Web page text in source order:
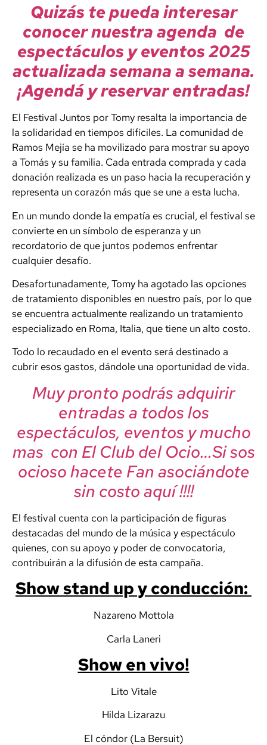
Quizás te pueda interesar
conocer nuestra agenda de
espectáculos y eventos 2025
actualizada semana a semana.
¡Agendá y reservar entradas!
El Festival Juntos por Tomy resalta la importancia de
la solidaridad en tiempos difíciles. La comunidad de
Ramos Mejía se ha movilizado para mostrar su apoyo
a Tomás y su familia. Cada entrada comprada y cada
donación realizada es un paso hacia la recuperación y
representa un corazón más que se une a esta lucha.
En un mundo donde la empatía es crucial, el festival se
convierte en un símbolo de esperanza y un
recordatorio de que juntos podemos enfrentar
cualquier desafío.
Desafortunadamente, Tomy ha agotado las opciones
de tratamiento disponibles en nuestro país, por lo que
se encuentra actualmente realizando un tratamiento
especializado en Roma, Italia, que tiene un alto costo.
Todo lo recaudado en el evento será destinado a
cubrir esos gastos, dándole una oportunidad de vida.
Muy pronto podrás adquirir
entradas a todos los
espectáculos, eventos y mucho
mas con El Club del Ocio…Si sos
ocioso hacete Fan asociándote
sin costo aquí !!!!
El festival cuenta con la participación de figuras
destacadas del mundo de la música y espectáculo
quienes, con su apoyo y poder de convocatoria,
contribuirán a la difusión de esta campaña.
Show stand up y conducción:
Nazareno Mottola
Carla Laneri
Show en vivo!
Lito Vitale
Hilda Lizarazu
El cóndor (La Bersuit)